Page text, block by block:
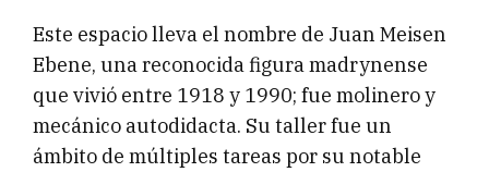
Este espacio lleva el nombre de Juan Meisen
Ebene, una reconocida figura madrynense
que vivió entre 1918 y 1990; fue molinero y
mecánico autodidacta. Su taller fue un
ámbito de múltiples tareas por su notable